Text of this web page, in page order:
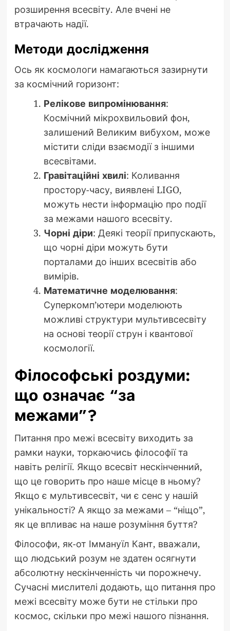
розширення всесвіту. Але вчені не
втрачають надії.
Методи дослідження
Ось як космологи намагаються зазирнути
за космічний горизонт:
Релікове випромінювання:
Космічний мікрохвильовий фон,
залишений Великим вибухом, може
містити сліди взаємодії з іншими
всесвітами.
Гравітаційні хвилі: Коливання
простору-часу, виявлені LIGO,
можуть нести інформацію про події
за межами нашого всесвіту.
Чорні діри: Деякі теорії припускають,
що чорні діри можуть бути
порталами до інших всесвітів або
вимірів.
Математичне моделювання:
Суперкомп’ютери моделюють
можливі структури мультивсесвіту
на основі теорії струн і квантової
космології.
Філософські роздуми:
що означає “за
межами”?
Питання про межі всесвіту виходить за
рамки науки, торкаючись філософії та
навіть релігії. Якщо всесвіт нескінченний,
що це говорить про наше місце в ньому?
Якщо є мультивсесвіт, чи є сенс у нашій
унікальності? А якщо за межами – “ніщо”,
як це впливає на наше розуміння буття?
Філософи, як-от Іммануїл Кант, вважали,
що людський розум не здатен осягнути
абсолютну нескінченність чи порожнечу.
Сучасні мислителі додають, що питання про
межі всесвіту може бути не стільки про
космос, скільки про межі нашого пізнання.